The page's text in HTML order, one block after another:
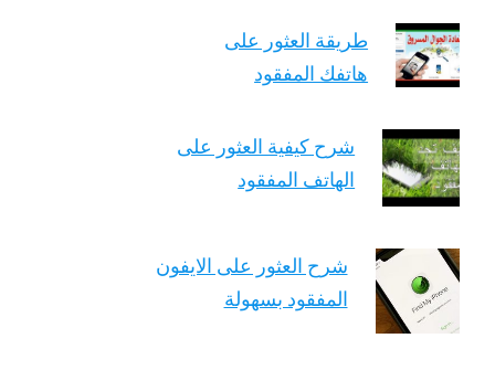
طريقة العثور على
هاتفك المفقود
شرح كيفية العثور على
الهاتف المفقود
شرح العثور على الايفون
المفقود بسهولة